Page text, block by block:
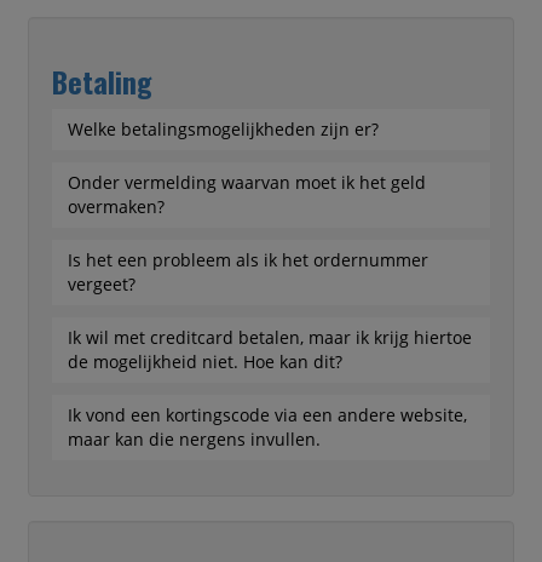
Betaling
Welke betalingsmogelijkheden zijn er?
Onder vermelding waarvan moet ik het geld
overmaken?
Is het een probleem als ik het ordernummer
vergeet?
Ik wil met creditcard betalen, maar ik krijg hiertoe
de mogelijkheid niet. Hoe kan dit?
Ik vond een kortingscode via een andere website,
maar kan die nergens invullen.